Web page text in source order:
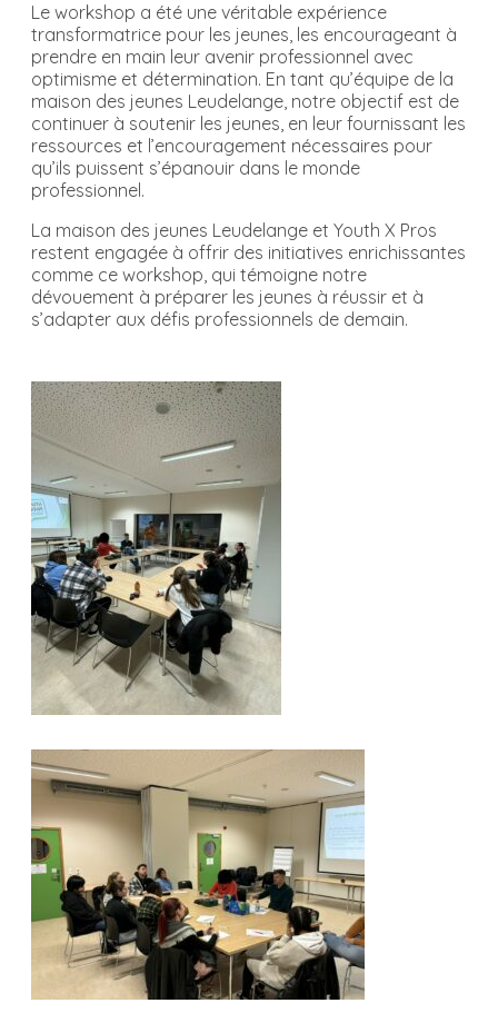
Le workshop a été une véritable expérience
transformatrice pour les jeunes, les encourageant à
prendre en main leur avenir professionnel avec
optimisme et détermination. En tant qu’équipe de la
maison des jeunes Leudelange, notre objectif est de
continuer à soutenir les jeunes, en leur fournissant les
ressources et l’encouragement nécessaires pour
qu’ils puissent s’épanouir dans le monde
professionnel.
La maison des jeunes Leudelange et Youth X Pros
restent engagée à offrir des initiatives enrichissantes
comme ce workshop, qui témoigne notre
dévouement à préparer les jeunes à réussir et à
s’adapter aux défis professionnels de demain.